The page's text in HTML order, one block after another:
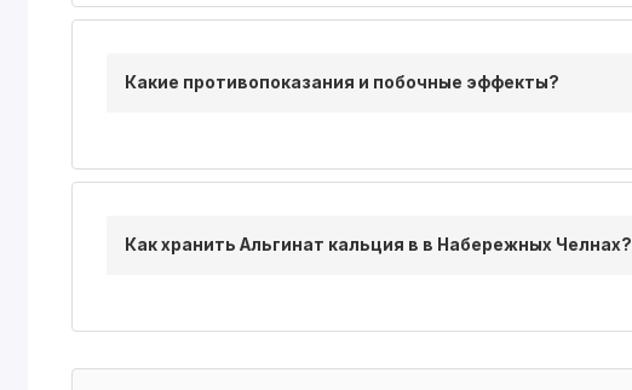
Какие противопоказания и побочные эффекты?
Как хранить Альгинат кальция в в Набережных Челнах?